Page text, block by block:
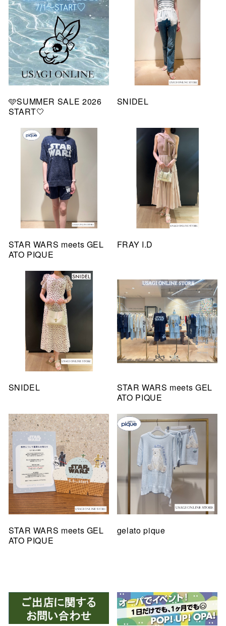
🩵SUMMER SALE 2026
START🤍
SNIDEL
STAR WARS meets GEL
ATO PIQUE
FRAY I.D
SNIDEL
STAR WARS meets GEL
ATO PIQUE
STAR WARS meets GEL
ATO PIQUE
gelato pique